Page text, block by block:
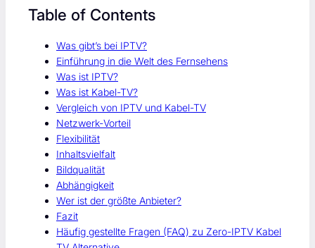
Table of Contents
Was gibt’s bei IPTV?
Einführung in die Welt des Fernsehens
Was ist IPTV?
Was ist Kabel-TV?
Vergleich von IPTV und Kabel-TV
Netzwerk‑Vorteil
Flexibilität
Inhaltsvielfalt
Bildqualität
Abhängigkeit
Wer ist der größte Anbieter?
Fazit
Häufig gestellte Fragen (FAQ) zu Zero-IPTV Kabel